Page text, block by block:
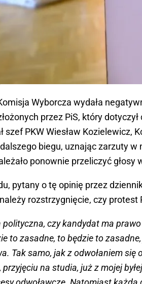
Wyborcza wydała
przez PiS, który
szef PKW Wiesław Kozielewicz,
biegu, uznając zarzuty
ponownie przeliczyć głosy
pytany o tę opinię przez
rozstrzygnięcie, czy protest
czy kandydat ma
to zasadne, to będzie to
Tak samo, jak z odwołaniem
na studia, już z mojej